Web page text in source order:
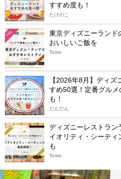
すすめ度も！
たけのこ
TDL
東京ディズニーランド
おいしいご飯を
Tomo
【2026年8月】ディ
すめ50選！定番グル
も！
だんだん
ディズニーレストラン
イオリティ・シーティ
も
Tomo